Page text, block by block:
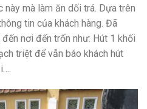
mà làm ăn dối trá. Dựa trên
tin của khách hàng. Đã
nơi đến trốn như: Hút 1 khối
triệt để vẫn báo khách hút